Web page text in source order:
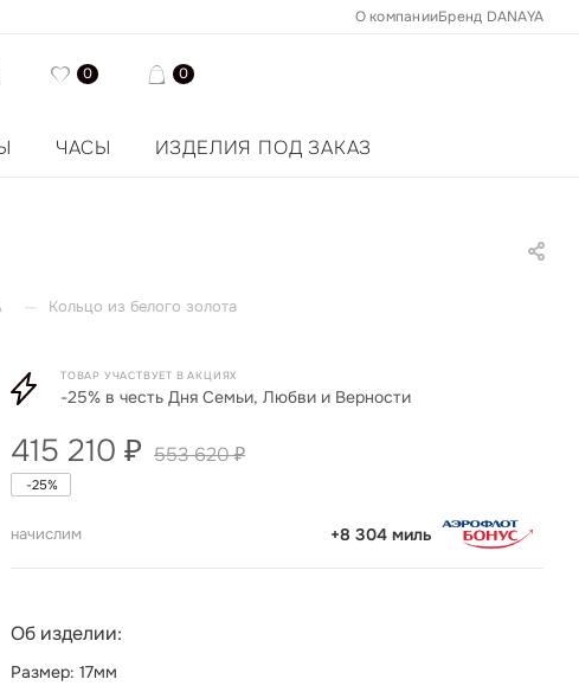
О компанииБренд DANAYA
0 0
ЧАСЫ ИЗДЕЛИЯ ПОД ЗАКАЗ
— Кольцо из белого золота
ТОВАР УЧАСТВУЕТ В АКЦИЯХ
-25% в честь Дня Семьи, Любви и Верности
415 210 ₽ 553 620₽
-25%
начислим +8 304 миль
Об изделии:
Размер: 17мм